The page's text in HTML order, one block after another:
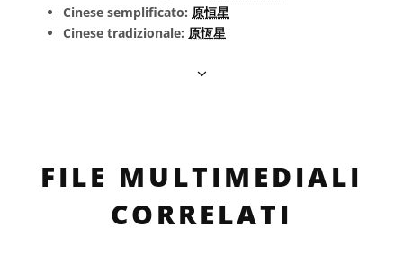
Cinese semplificato: 原恒星
Cinese tradizionale: 原恆星
FILE MULTIMEDIALI
CORRELATI